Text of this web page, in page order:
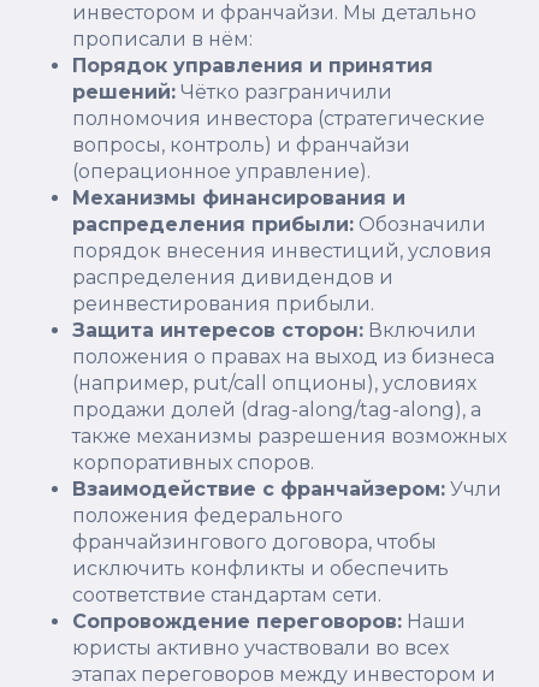
инвестором и франчайзи. Мы детально
прописали в нём:
Порядок управления и принятия
решений: Чётко разграничили
полномочия инвестора (стратегические
вопросы, контроль) и франчайзи
(операционное управление).
Механизмы финансирования и
распределения прибыли: Обозначили
порядок внесения инвестиций, условия
распределения дивидендов и
реинвестирования прибыли.
Защита интересов сторон: Включили
положения о правах на выход из бизнеса
(например, put/call опционы), условиях
продажи долей (drag-along/tag-along), а
также механизмы разрешения возможных
корпоративных споров.
Взаимодействие с франчайзером: Учли
положения федерального
франчайзингового договора, чтобы
исключить конфликты и обеспечить
соответствие стандартам сети.
Сопровождение переговоров: Наши
юристы активно участвовали во всех
этапах переговоров между инвестором и